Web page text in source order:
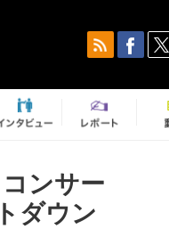
ンサー
ダウン